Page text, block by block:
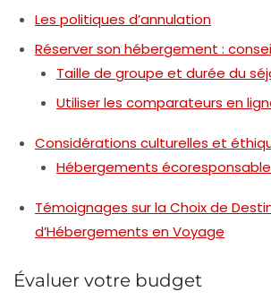
Les politiques d’annulation
Réserver son hébergement :
Taille de groupe et durée du
Utiliser les comparateurs en
Considérations culturelles et
Hébergements
Témoignages sur la Choix de
d’Hébergements en Voyage
Évaluer votre budget